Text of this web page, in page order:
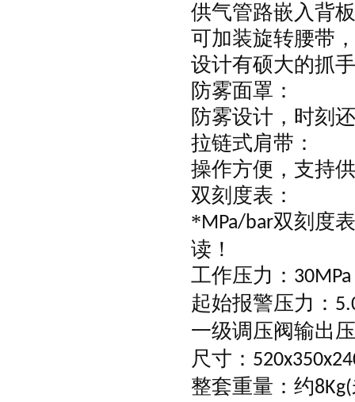
供气管路嵌入背
可加装旋转腰带
设计有硕大的抓
防雾面罩：
防雾设计，时刻
拉链式肩带：
操作方便，支持
双刻度表：
*MPa/bar双刻度
读！
工作压力： 30MPa
起始报警压力：
一级调压阀输出
尺寸：
整套重量：约8Kg(